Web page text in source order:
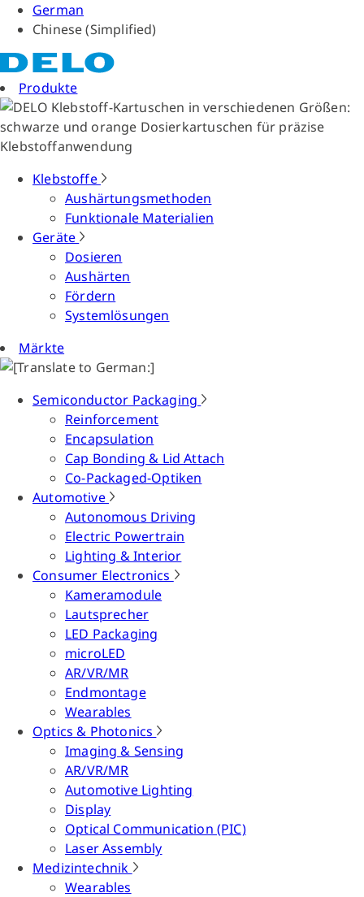
German
Chinese (Simplified)
Produkte
Klebstoffe
Aushärtungsmethoden
Funktionale Materialien
Geräte
Dosieren
Aushärten
Fördern
Systemlösungen
Märkte
Semiconductor Packaging
Reinforcement
Encapsulation
Cap Bonding & Lid Attach
Co-Packaged-Optiken
Automotive
Autonomous Driving
Electric Powertrain
Lighting & Interior
Consumer Electronics
Kameramodule
Lautsprecher
LED Packaging
microLED
AR/VR/MR
Endmontage
Wearables
Optics & Photonics
Imaging & Sensing
AR/VR/MR
Automotive Lighting
Display
Optical Communication (PIC)
Laser Assembly
Medizintechnik
Wearables